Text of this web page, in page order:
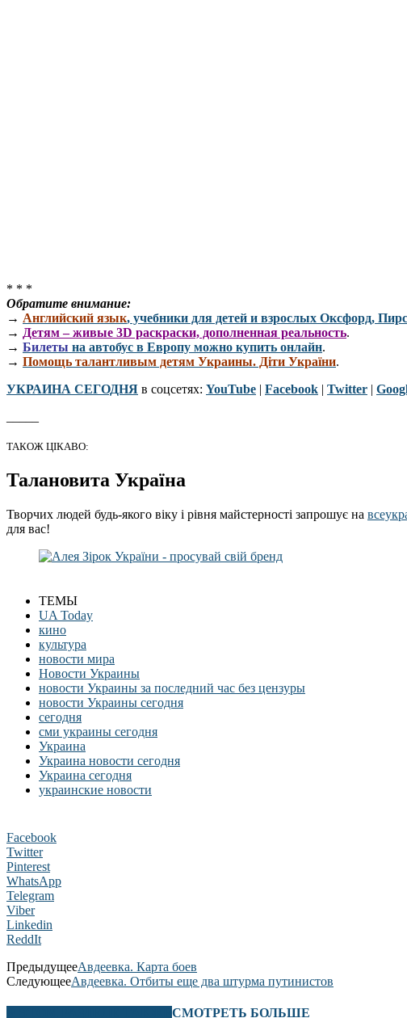
* * *
Обратите внимание:
→ Английский язык, учебники для детей и взрослых Оксфорд,
→ Детям – живые 3D раскраски, дополненная реальность.
→ Билеты на автобус в Европу можно купить онлайн.
→ Помощь талантливым детям Украины. Діти України.
УКРАИНА СЕГОДНЯ в соцсетях: YouTube | Facebook | Twitter |
ТАКОЖ ЦІКАВО:
Талановита Україна
Творчих людей будь-якого віку і рівня майстерності запрошує на
для вас!
ТЕМЫ
UA Today
кино
культура
новости мира
Новости Украины
новости Украины за последний час без цензуры
новости Украины сегодня
сегодня
сми украины сегодня
Украина
Украина новости сегодня
Украина сегодня
украинские новости
Facebook
Twitter
Pinterest
WhatsApp
Telegram
Viber
Linkedin
ReddIt
ПредыдущееАвдеевка. Карта боев
СледующееАвдеевка. Отбиты еще два штурма путинистов
СМОТРЕТЬ БОЛЬШЕ